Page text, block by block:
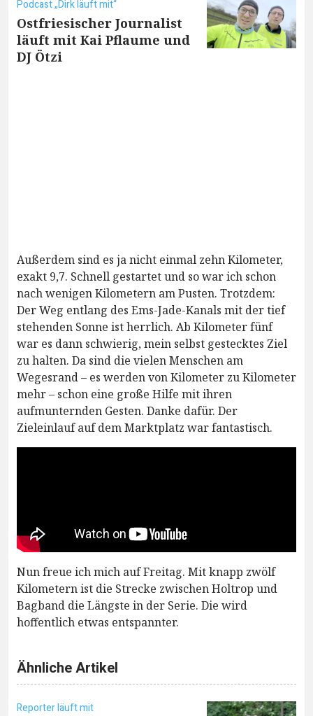
Podcast „Dirk läuft mit“
Ostfriesischer Journalist
läuft mit Kai Pflaume und
DJ Ötzi
Außerdem sind es ja nicht einmal zehn Kilometer,
exakt 9,7. Schnell gestartet und so war ich schon
nach wenigen Kilometern am Pusten. Trotzdem:
Der Weg entlang des Ems-Jade-Kanals mit der tief
stehenden Sonne ist herrlich. Ab Kilometer fünf
war es dann schwierig, mein selbst gestecktes Ziel
zu halten. Da sind die vielen Menschen am
Wegesrand – es werden von Kilometer zu Kilometer
mehr – schon eine große Hilfe mit ihren
aufmunternden Gesten. Danke dafür. Der
Zieleinlauf auf dem Marktplatz war fantastisch.
Nun freue ich mich auf Freitag. Mit knapp zwölf
Kilometern ist die Strecke zwischen Holtrop und
Bagband die Längste in der Serie. Die wird
hoffentlich etwas entspannter.
Ähnliche Artikel
Reporter läuft mit